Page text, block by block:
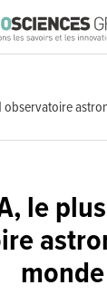
observatoire
le
monde